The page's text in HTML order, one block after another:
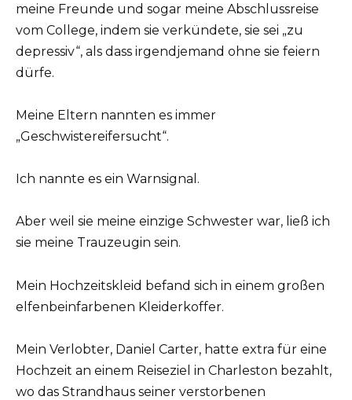
meine Freunde und sogar meine Abschlussreise
vom College, indem sie verkündete, sie sei „zu
depressiv“, als dass irgendjemand ohne sie feiern
dürfe.
Meine Eltern nannten es immer
„Geschwistereifersucht“.
Ich nannte es ein Warnsignal.
Aber weil sie meine einzige Schwester war, ließ ich
sie meine Trauzeugin sein.
Mein Hochzeitskleid befand sich in einem großen
elfenbeinfarbenen Kleiderkoffer.
Mein Verlobter, Daniel Carter, hatte extra für eine
Hochzeit an einem Reiseziel in Charleston bezahlt,
wo das Strandhaus seiner verstorbenen